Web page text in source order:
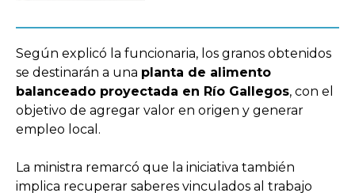
Según explicó la funcionaria, los granos obtenidos
se destinarán a una planta de alimento
balanceado proyectada en Río Gallegos, con el
objetivo de agregar valor en origen y generar
empleo local.
La ministra remarcó que la iniciativa también
implica recuperar saberes vinculados al trabajo